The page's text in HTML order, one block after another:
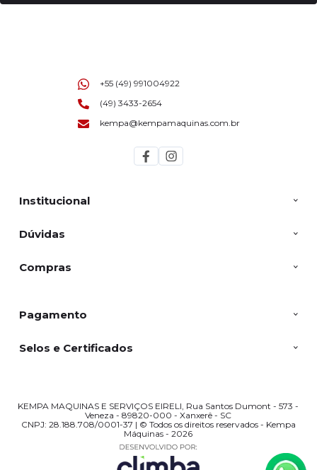
Institucional
Dúvidas
Compras
+55 (49) 991004922
(49) 3433-2654
kempa@kempamaquinas.com.br
Pagamento
Selos e Certificados
KEMPA MAQUINAS E SERVIÇOS EIRELI, Rua Santos Dumont - 573 -
Veneza - 89820-000 - Xanxerê - SC
CNPJ: 28.188.708/0001-37 | © Todos os direitos reservados - Kempa
Máquinas - 2026